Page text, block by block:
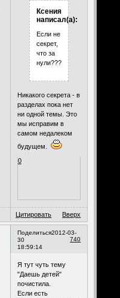
Ксения
написал(а):
Если не
секрет,
что за
нули???
Никакого секрета - в
разделах пока нет
ни одной темы. Это
мы исправим в
самом недалеком
будущем.
0
Цитировать Вверх
Поделиться
740
2012-03-
30
18:59:14
Я тут чуть тему
"Даешь детей"
почистила.
Если есть